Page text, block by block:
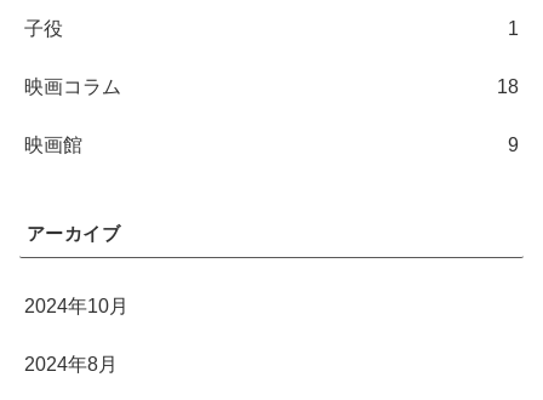
子役 1
映画コラム 18
映画館 9
アーカイブ
2024年10月
2024年8月